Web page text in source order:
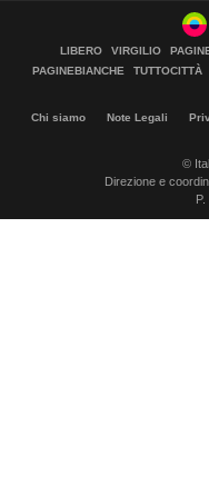
LIBERO VIRGILIO
PAGINEBIANCHE
TUTTOCITTÀ
Chi siamo Note Legali
©
Direzione e